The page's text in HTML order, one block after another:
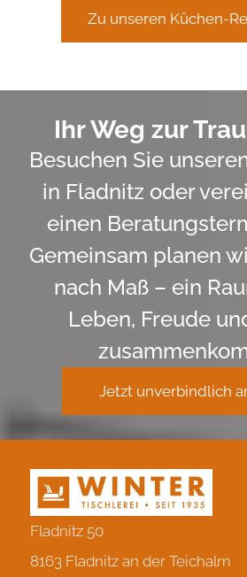
Zu unseren Küchen-
Ihr Weg zur
Besuchen Sie
in Fladnitz oder
einen
Gemeinsam planen
nach Maß – ein
Leben, Freude
Jetzt unverbindlich
Fladnitz 50
8163 Fladnitz an der Teichalm